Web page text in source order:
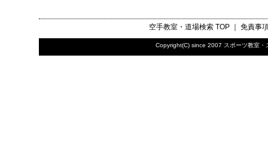
空手教室・道場検索TOP ｜ 免責事
Copyright(C) since 2007 スポーツ教室・